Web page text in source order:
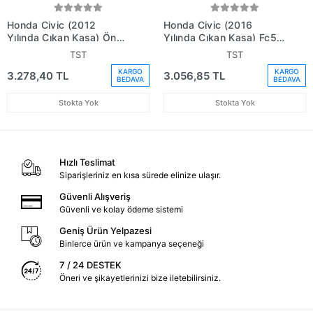
Honda Civic (2012
Yılında Çıkan Kasa) Ön
Çamurluk Sol (Oem No:
TST
3.278,40 TL
KARGO
BEDAVA
Stokta Yok
Honda Civic (2016
Yılında Çıkan Kasa) Fc5
Ön Çamurluk Sol (Oem
TST
3.056,85 TL
KARGO
BEDAVA
Stokta Yok
Hızlı Teslimat
Siparişleriniz en kısa sürede elinize ulaşır.
Güvenli Alışveriş
Güvenli ve kolay ödeme sistemi
Geniş Ürün Yelpazesi
Binlerce ürün ve kampanya seçeneği
7 / 24 DESTEK
Öneri ve şikayetlerinizi bize iletebilirsiniz.